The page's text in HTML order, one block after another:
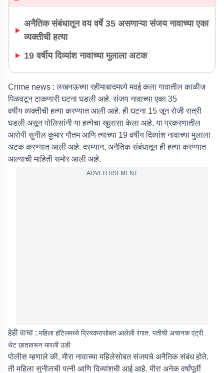
अनैतिक संबंधातून वय वर्षे 35 असणाऱ्या संजय नावाच्या एका
व्यक्तीची हत्या
19 वर्षीय दिव्यांश नावाच्या मुलाला अटक
Crime news : लखनऊच्या रहीमाबादमध्ये मवई कला गावातील काळीज
पिळवटून टाकणारी घटना घडली आहे. संजय नावाच्या एका 35
वर्षीय व्यक्तीची हत्या करण्यात आली आहे. ही घटना 15 जून रोजी रात्री
घडली असून पोलिसांनी या हत्येचा खुलासा केला आहे. या प्रकरणातील
आरोपी सुनील कुमार गौतम आणि त्याच्या 19 वर्षीय दिव्यांश नावाच्या मुलाला
अटक करण्यात आली आहे. दरम्यान, अनैतिक संबंधातून ही हत्या करण्यात
आल्याची माहिती समोर आली आहे.
ADVERTISEMENT
हेही वाचा : महिला हॉटेलमध्ये प्रियकरासोबत आलेली रंगात, पतीची अचानक एंट्री..
थेट छातावरून मारली उडी
पोलीस म्हणाले की, मीरा नावाच्या महिलेसोबत संजयचे अनैतिक संबंध होते.
ती महिला सुनीलची पत्नी आणि दिव्यांशची आई आहे. मीरा अनेक वर्षांपूर्वी